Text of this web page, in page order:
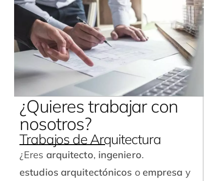
¿Quieres trabajar con
nosotros?
Trabajos de Arquitectura
¿Eres arquitecto, ingeniero.
estudios arquitectónicos oempresa y